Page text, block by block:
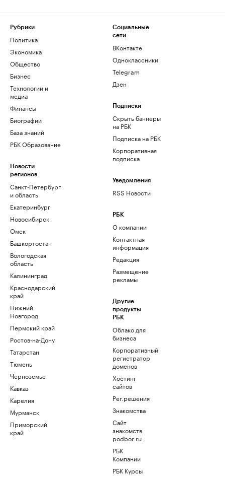
Рубрики
Политика
Экономика
Общество
Бизнес
Технологии и
медиа
Финансы
Биографии
База знаний
РБК Образование
Новости
регионов
Санкт-Петербург
и область
Екатеринбург
Новосибирск
Омск
Башкортостан
Вологодская
область
Калининград
Краснодарский
край
Нижний
Новгород
Пермский край
Ростов-на-Дону
Татарстан
Тюмень
Черноземье
Кавказ
Карелия
Мурманск
Приморский
край
Социальные
сети
ВКонтакте
Одноклассники
Telegram
Дзен
Подписки
Скрыть баннеры
на РБК
Подписка на РБК
Корпоративная
подписка
Уведомления
RSS Новости
РБК
О компании
Контактная
информация
Редакция
Размещение
рекламы
Другие
продукты
РБК
Облако для
бизнеса
Корпоративный
регистратор
доменов
Хостинг
сайтов
Рег.решения
Знакомства
Сайт
знакомств
podbor.ru
РБК
Компании
РБК Курсы